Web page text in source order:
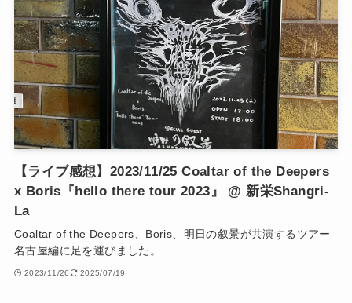
【ライブ感想】2023/11/25 Coaltar of the Deepers
x Boris『hello there tour 2023』 @ 新栄Shangri-
La
Coaltar of the Deepers、Boris、明日の叙景が共演するツアー
名古屋編に足を運びました。
2023/11/26 2025/07/19